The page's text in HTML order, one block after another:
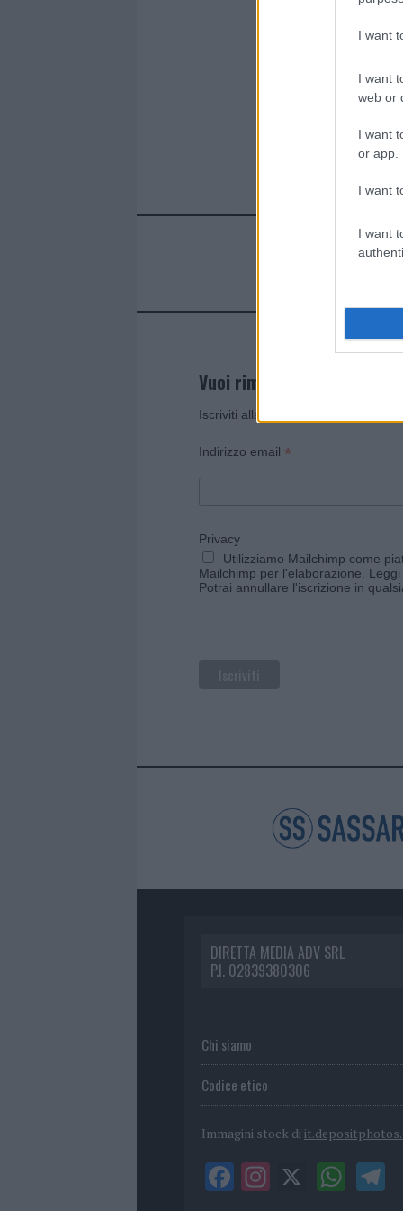
I want
I want
web or
I want
or app.
I want
I want
Vuoi rimanere sempre
Iscriviti alla newsletter di Gallura
Indirizzo email *
Privacy
Utilizziamo Mailchimp come
Mailchimp per l'elaborazione.
Potrai annullare l'iscrizione in
DIRETTA MEDIA ADV SRL
P.I. 02839380306
Chi siamo
Codice etico
Immagini stock di